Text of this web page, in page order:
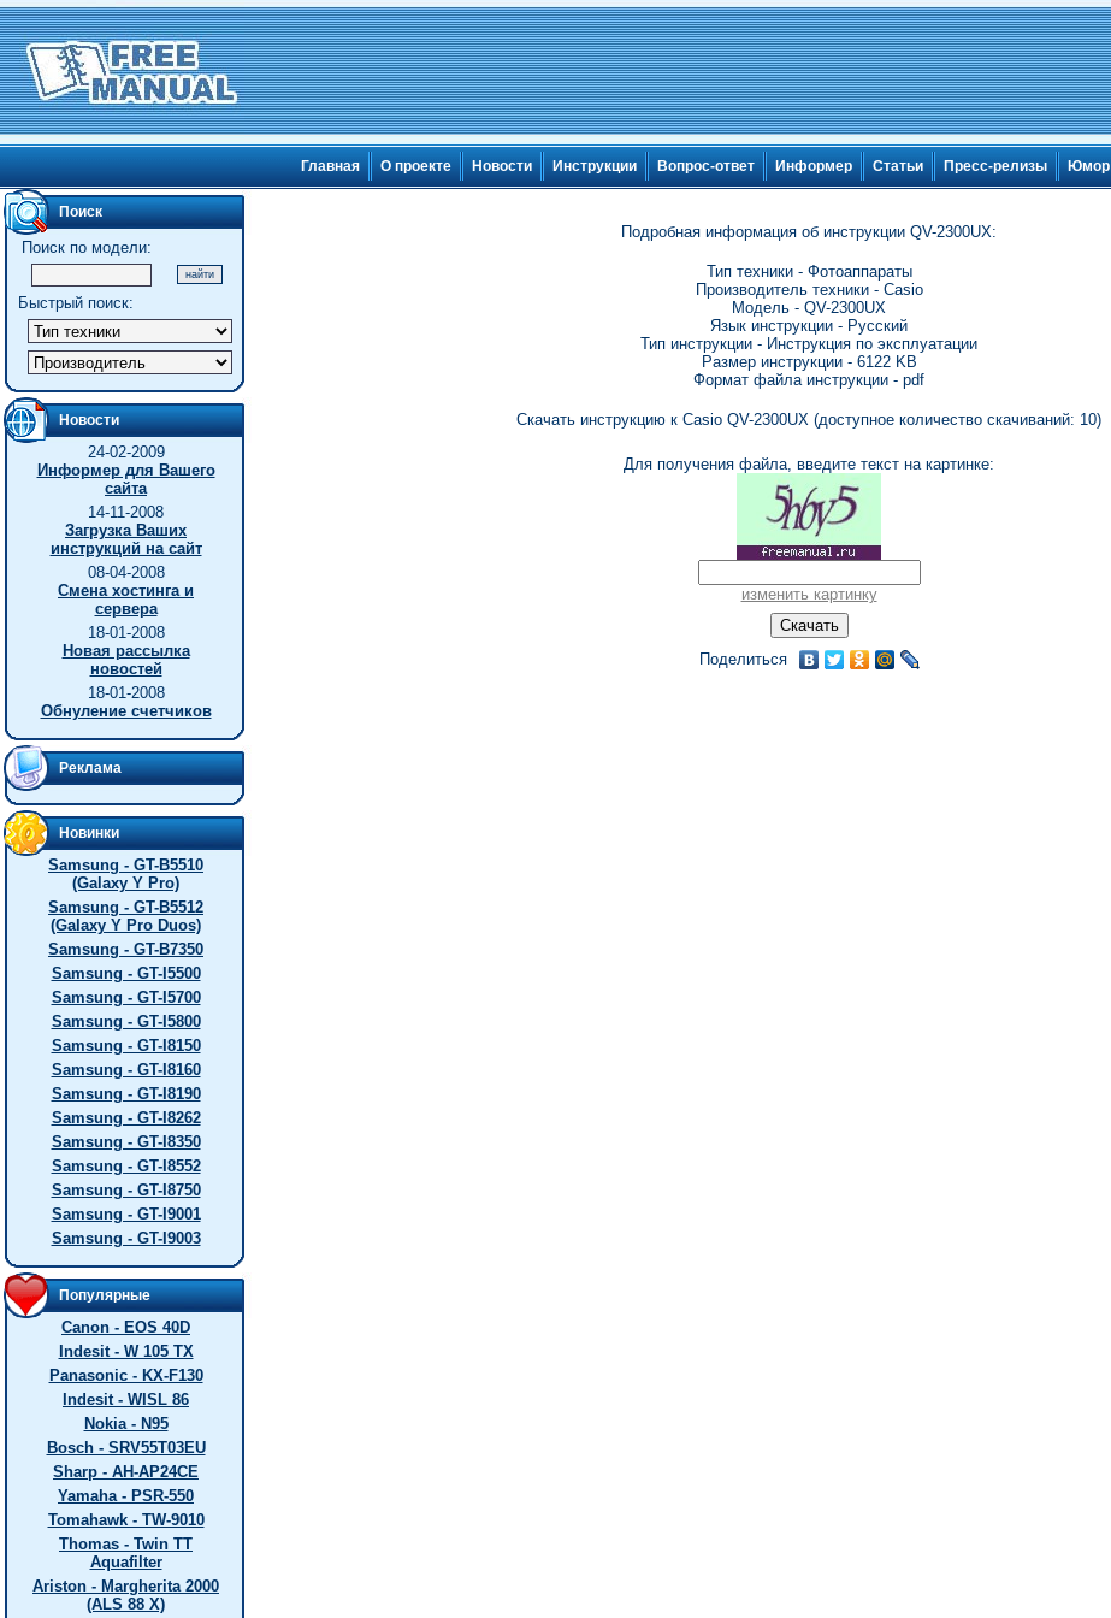
Главная О проекте Новости Инструкции Вопрос-ответ Информер Статьи Пресс-релизы Юмор
Поиск
Поиск по модели:
Быстрый поиск:
Новости
24-02-2009
Информер для Вашего
сайта
14-11-2008
Загрузка Ваших
инструкций на сайт
08-04-2008
Смена хостинга и
сервера
18-01-2008
Новая рассылка
новостей
18-01-2008
Обнуление счетчиков
Реклама
Новинки
Samsung - GT-B5510
(Galaxy Y Pro)
Samsung - GT-B5512
(Galaxy Y Pro Duos)
Samsung - GT-B7350
Samsung - GT-I5500
Samsung - GT-I5700
Samsung - GT-I5800
Samsung - GT-I8150
Samsung - GT-I8160
Samsung - GT-I8190
Samsung - GT-I8262
Samsung - GT-I8350
Samsung - GT-I8552
Samsung - GT-I8750
Samsung - GT-I9001
Samsung - GT-I9003
Популярные
Canon - EOS 40D
Indesit - W 105 TX
Panasonic - KX-F130
Indesit - WISL 86
Nokia - N95
Bosch - SRV55T03EU
Sharp - AH-AP24CE
Yamaha - PSR-550
Tomahawk - TW-9010
Thomas - Twin TT
Aquafilter
Ariston - Margherita 2000
(ALS 88 X)
Подробная информация об инструкции QV-2300UX:
Тип техники - Фотоаппараты
Производитель техники - Casio
Модель - QV-2300UX
Язык инструкции - Русский
Тип инструкции - Инструкция по эксплуатации
Размер инструкции - 6122 KB
Формат файла инструкции - pdf
Скачать инструкцию к Casio QV-2300UX (доступное количество скачиваний: 10)
Для получения файла, введите текст на картинке:
изменить картинку
Поделиться